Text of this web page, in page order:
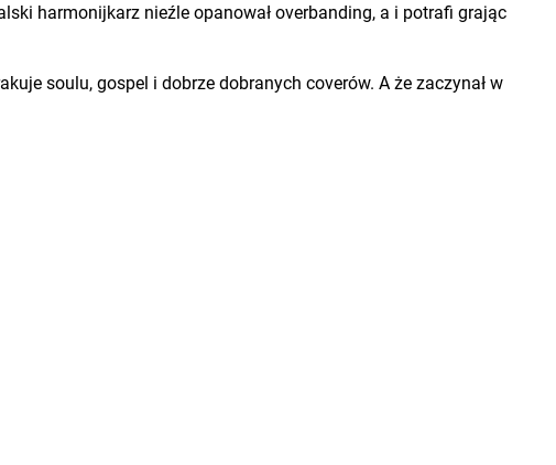
harmonijkarz nieźle opanował overbanding, a i potrafi grając
soulu, gospel i dobrze dobranych coverów. A że zaczynał w